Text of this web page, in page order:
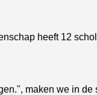
heeft 12
maken we in